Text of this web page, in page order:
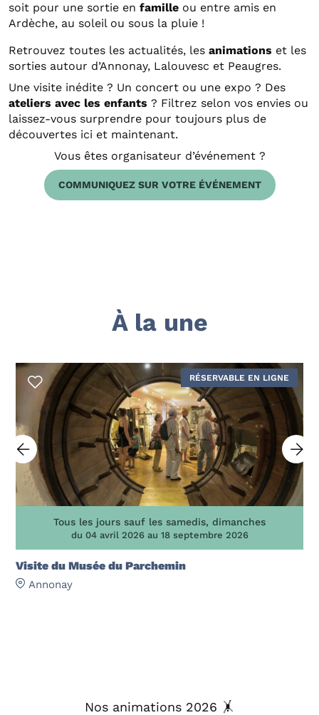
soit pour une sortie en famille ou entre amis en
Ardèche, au soleil ou sous la pluie !
Retrouvez toutes les actualités, les animations et les
sorties autour d’Annonay, Lalouvesc et Peaugres.
Une visite inédite ? Un concert ou une expo ? Des
ateliers avec les enfants ? Filtrez selon vos envies ou
laissez-vous surprendre pour toujours plus de
découvertes ici et maintenant.
Vous êtes organisateur d’événement ?
COMMUNIQUEZ SUR VOTRE ÉVÉNEMENT
À la une
Tous les jours sauf les samedis, dimanches
du 04 avril 2026 au 18 septembre 2026
Visite du Musée du Parchemin
Annonay
RÉSERVABLE EN LIGNE
Nos animations 2026 🤸